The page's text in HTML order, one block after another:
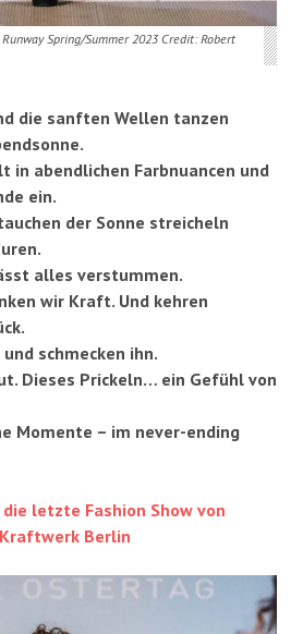
Spring/Summer 2023 Credit: Robert
die sanften Wellen tanzen
in abendlichen Farbnuancen und
ein.
der Sonne streicheln
alles verstummen.
wir Kraft. Und kehren
schmecken ihn.
Dieses Prickeln… ein Gefühl von
Momente – im never-ending
die letzte Fashion Show von
Berlin